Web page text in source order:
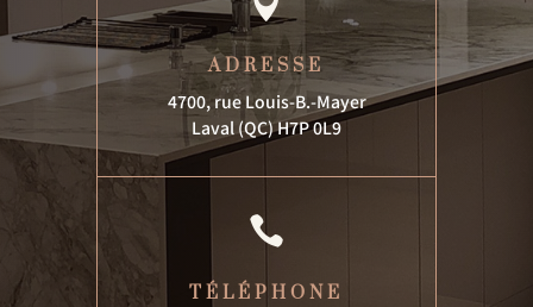
ADRESSE
4700, rue Louis-B.-Mayer
Laval (QC) H7P 0L9

TÉLÉPHONE